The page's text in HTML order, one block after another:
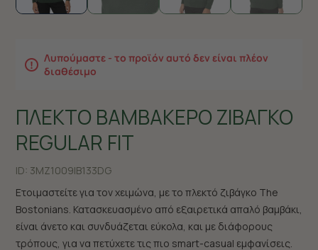
Λυπούμαστε - το προϊόν αυτό δεν είναι πλέον
διαθέσιμο
ΠΛΕΚΤΟ ΒΑΜΒΑΚΕΡΟ ΖΙΒΑΓΚΟ
REGULAR FIT
ID: 3MZ1009|B133DG
Ετοιμαστείτε για τον χειμώνα, με το πλεκτό ζιβάγκο The
Bostonians. Κατασκευασμένο από εξαιρετικά απαλό βαμβάκι,
είναι άνετο και συνδυάζεται εύκολα, και με διάφορους
τρόπους, για να πετύχετε τις πιο smart-casual εμφανίσεις.